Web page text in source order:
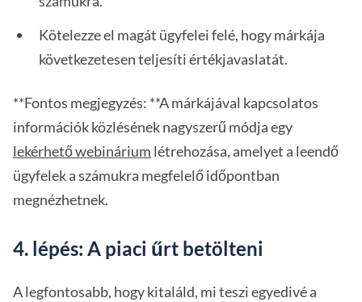
Kötelezze el magát ügyfelei felé, hogy márkája
következetesen teljesíti értékjavaslatát.
**Fontos megjegyzés: **A márkájával kapcsolatos
információk közlésének nagyszerű módja egy
lekérhető webinárium létrehozása, amelyet a leendő
ügyfelek a számukra megfelelő időpontban
megnézhetnek.
4. lépés: A piaci űrt betölteni
A legfontosabb, hogy kitaláld, mi teszi egyedivé a